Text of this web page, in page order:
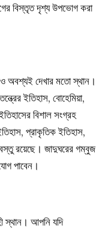
বিস্তৃত দৃশ্য উপভোগ করা
অবশ্যই দেখার মতো স্থান।
ইতিহাস, বোহেমিয়া,
বিশাল সংগ্রহ
প্রাকৃতিক ইতিহাস,
রয়েছে। জাদুঘরের গম্বুজ
পাবেন।
স্থান। আপনি যদি